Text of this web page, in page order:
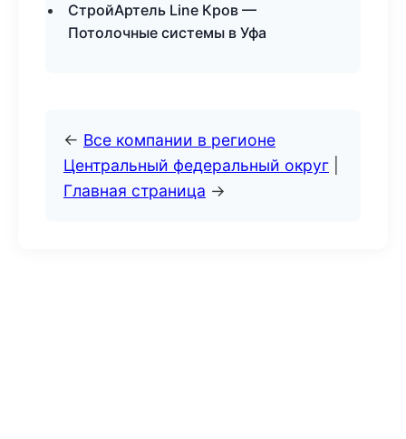
СтройАртель Line Кров —
Потолочные системы в Уфа
← Все компании в регионе
Центральный федеральный округ
Главная страница →